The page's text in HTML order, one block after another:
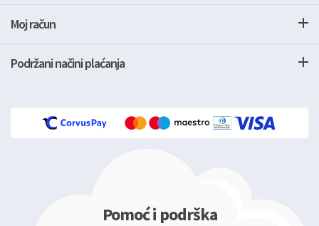
Moj račun
Podržani načini plaćanja
Pomoć i podrška